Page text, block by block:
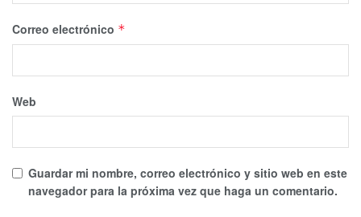
Correo electrónico *
Web
Guardar mi nombre, correo electrónico y sitio web en este
navegador para la próxima vez que haga un comentario.